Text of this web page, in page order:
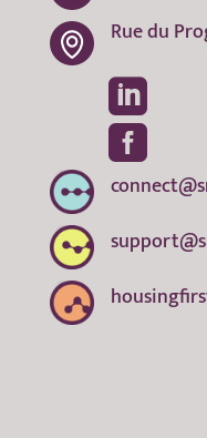
Rue du

